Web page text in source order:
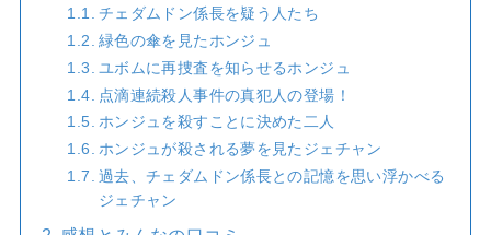
チェダムドン係長を疑う人たち
緑色の傘を見たホンジュ
ユボムに再捜査を知らせるホンジュ
点滴連続殺人事件の真犯人の登場！
ホンジュを殺すことに決めた二人
ホンジュが殺される夢を見たジェチャン
過去、チェダムドン係長との記憶を思い浮かべる
ジェチャン